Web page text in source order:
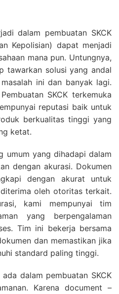
dalam pembuatan SKCK
Kepolisian) dapat menjadi
mana pun. Untungnya,
tawarkan solusi yang andal
ini dan banyak lagi.
SKCK terkemuka
reputasi baik untuk
berkualitas tinggi yang
ketat.
umum yang dihadapi dalam
dengan akurasi. Dokumen
dengan akurat untuk
oleh otoritas terkait.
kami mempunyai tim
yang berpengalaman
Tim ini bekerja bersama
dan memastikan jika
standard paling tinggi.
dalam pembuatan SKCK
Karena document –